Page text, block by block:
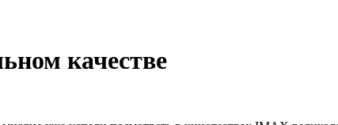
качестве